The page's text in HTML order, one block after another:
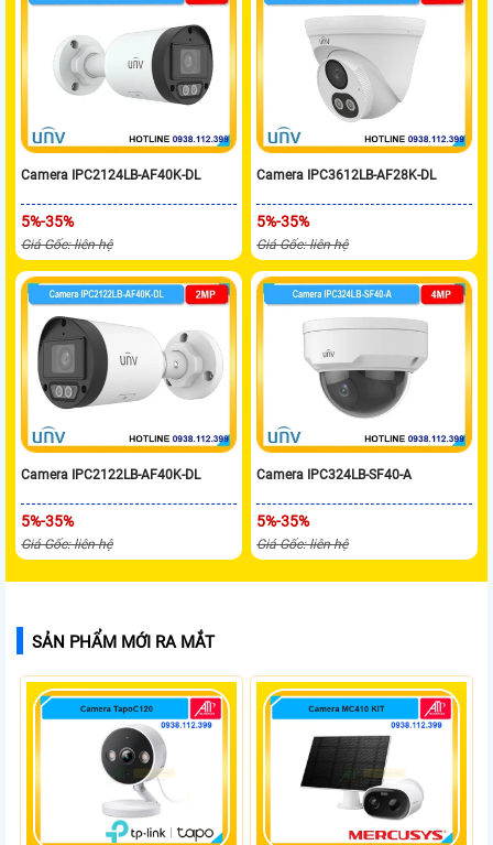
Camera IPC2124LB-AF40K-DL
5%-35%
Giá Gốc: liên hệ
Camera IPC3612LB-AF28K-DL
5%-35%
Giá Gốc: liên hệ
Camera IPC2122LB-AF40K-DL
5%-35%
Giá Gốc: liên hệ
Camera IPC324LB-SF40-A
5%-35%
Giá Gốc: liên hệ
SẢN PHẨM MỚI RA MẮT